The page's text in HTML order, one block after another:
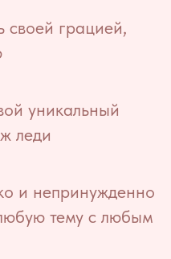
своей грацией,
уникальный
леди
и непринужденно
тему с любым